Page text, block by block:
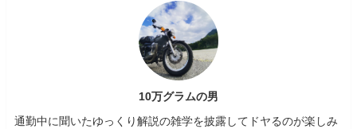
10万グラムの男
通勤中に聞いたゆっくり解説の雑学を披露してドヤるのが楽しみ